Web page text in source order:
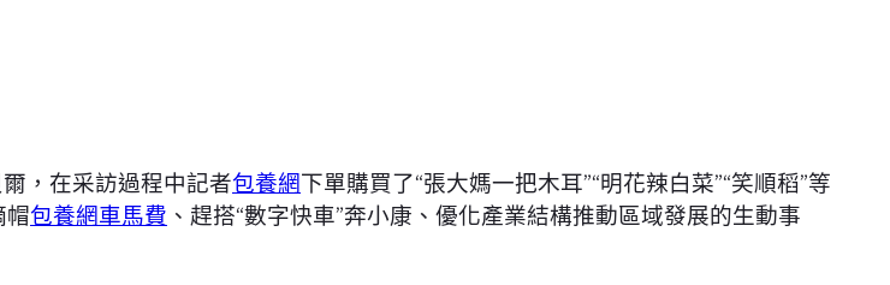
，在采訪過程中記者包養網下單購買了“張大媽一把木耳”“明花辣白菜”“笑順稻”等
帽包養網車馬費 、趕搭“數字快車”奔小康、優化產業結構推動區域發展的生動事